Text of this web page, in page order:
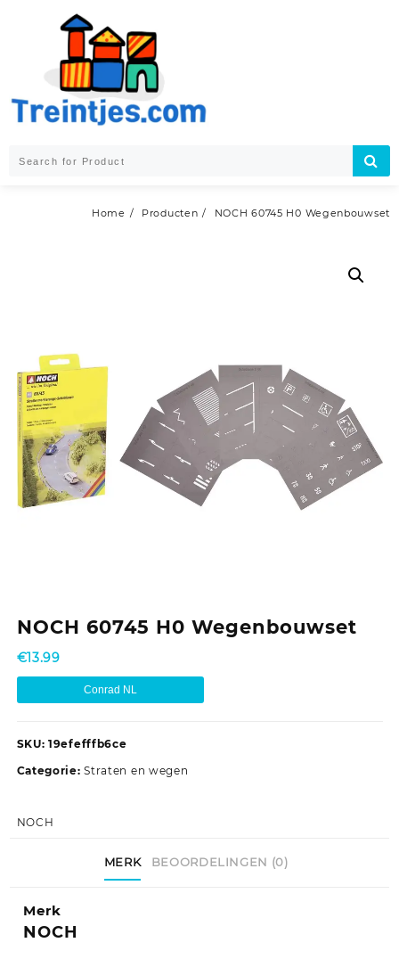
Home Producten NOCH 60745 H0 Wegenbouwset
NOCH 60745 H0 Wegenbouwset
€13.99
Conrad NL
SKU: 19efefffb6ce
Categorie:Straten en wegen
NOCH
MERK BEOORDELINGEN (0)
Merk
NOCH